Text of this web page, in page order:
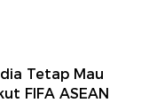
Tetap Mau
FIFA ASEAN